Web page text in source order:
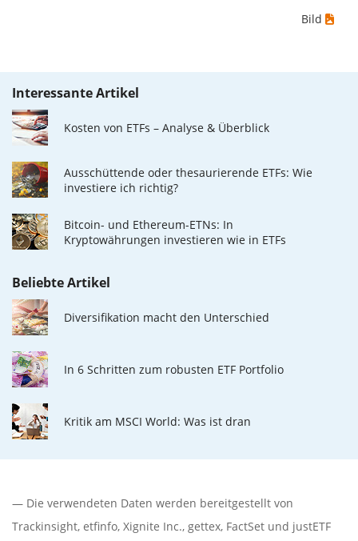
-50%.
Die Wertentwicklungsangaben für ETFs beinhalten
Ausschüttungen (falls vorhanden).
Bild
Interessante Artikel
Kosten von ETFs – Analyse & Überblick
Ausschüttende oder thesaurierende ETFs: Wie
investiere ich richtig?
Bitcoin- und Ethereum-ETNs: In
Kryptowährungen investieren wie in ETFs
Beliebte Artikel
Diversifikation macht den Unterschied
In 6 Schritten zum robusten ETF Portfolio
Kritik am MSCI World: Was ist dran
— Die verwendeten Daten werden bereitgestellt von
Trackinsight, etfinfo, Xignite Inc., gettex, FactSet und justETF